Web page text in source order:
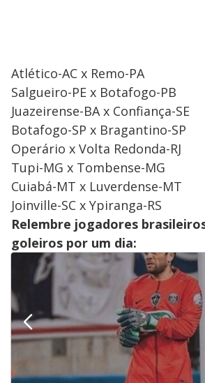
Atlético-AC x Remo-PA
Salgueiro-PE x Botafogo-PB
Juazeirense-BA x Confiança-SE
Botafogo-SP x Bragantino-SP
Operário x Volta Redonda-RJ
Tupi-MG x Tombense-MG
Cuiabá-MT x Luverdense-MT
Joinville-SC x Ypiranga-RS
Relembre jogadores
goleiros por um dia: